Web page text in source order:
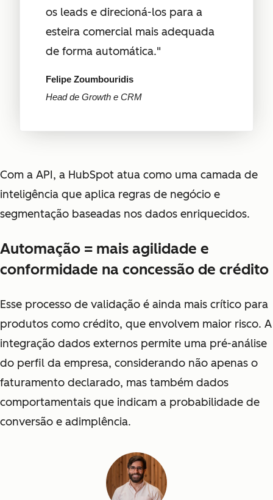
os leads e direcioná-los para a
esteira comercial mais adequada
de forma automática."
Felipe Zoumbouridis
Head de Growth e CRM
Com a API, a HubSpot atua como uma camada de
inteligência que aplica regras de negócio e
segmentação baseadas nos dados enriquecidos.
Automação = mais agilidade e
conformidade na concessão de crédito
Esse processo de validação é ainda mais crítico para
produtos como crédito, que envolvem maior risco. A
integração dados externos permite uma pré-análise
do perfil da empresa, considerando não apenas o
faturamento declarado, mas também dados
comportamentais que indicam a probabilidade de
conversão e adimplência.